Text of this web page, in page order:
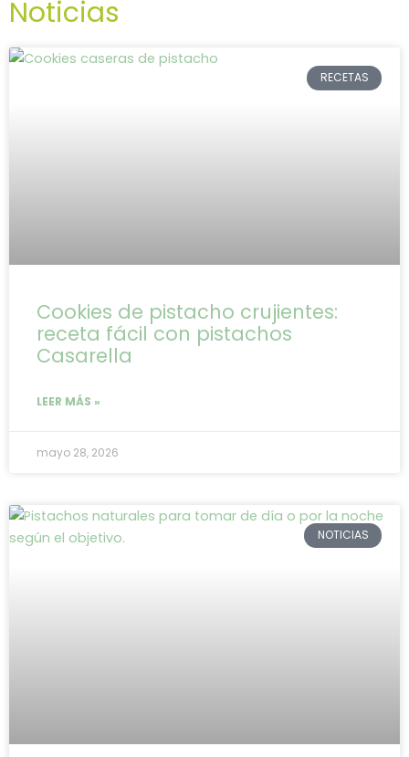
Noticias
RECETAS
Cookies de pistacho crujientes:
receta fácil con pistachos
Casarella
LEER MÁS »
mayo 28, 2026
NOTICIAS